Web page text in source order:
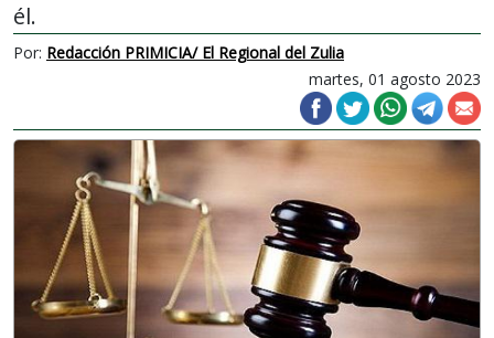
él.
Por: Redacción PRIMICIA/ El Regional del Zulia
martes, 01 agosto 2023